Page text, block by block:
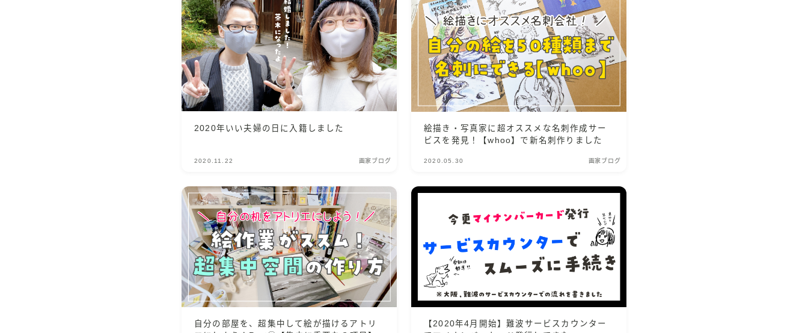
2020年いい夫婦の日に入籍しました
2020.11.22 画家ブログ
絵描き・写真家に超オススメな名刺作成サー
ビスを発見！【whoo】で新名刺作りました
2020.05.30 画家ブログ
自分の部屋を、超集中して絵が描けるアトリ
【2020年4月開始】難波サービスカウンター